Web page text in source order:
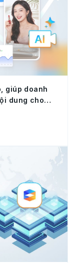
giúp doanh
dung cho